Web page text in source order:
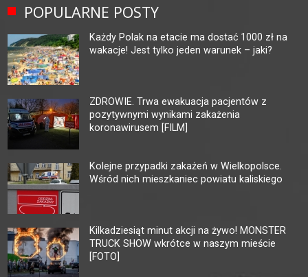
POPULARNE POSTY
Każdy Polak na etacie ma dostać 1000 zł na
wakacje! Jest tylko jeden warunek – jaki?
ZDROWIE. Trwa ewakuacja pacjentów z
pozytywnymi wynikami zakażenia
koronawirusem [FILM]
Kolejne przypadki zakażeń w Wielkopolsce.
Wśród nich mieszkaniec powiatu kaliskiego
Kilkadziesiąt minut akcji na żywo! MONSTER
TRUCK SHOW wkrótce w naszym mieście
[FOTO]